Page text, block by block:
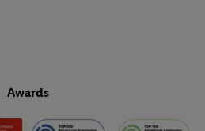
Awards